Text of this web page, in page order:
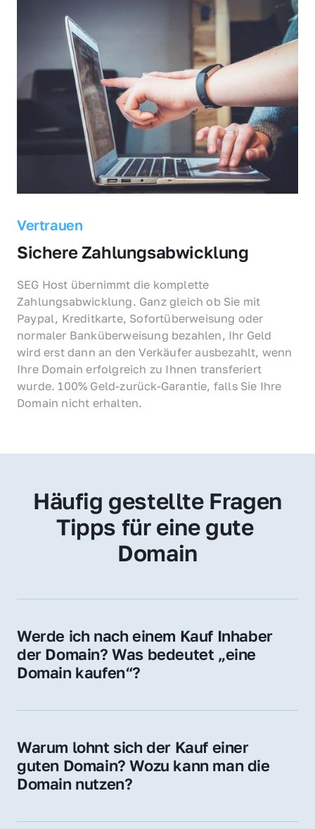
Vertrauen
Sichere Zahlungsabwicklung
SEG Host übernimmt die komplette
Zahlungsabwicklung. Ganz gleich ob Sie mit
Paypal, Kreditkarte, Sofortüberweisung oder
normaler Banküberweisung bezahlen, Ihr Geld
wird erst dann an den Verkäufer ausbezahlt, wenn
Ihre Domain erfolgreich zu Ihnen transferiert
wurde. 100% Geld-zurück-Garantie, falls Sie Ihre
Domain nicht erhalten.
Häufig gestellte Fragen
Tipps für eine gute
Domain
Werde ich nach einem Kauf Inhaber
der Domain? Was bedeutet „eine
Domain kaufen“?
Sie erhalten alle Rechte zur Nutzung,
Domain.
Warum lohnt sich der Kauf einer
guten Domain? Wozu kann man die
Domain nutzen?